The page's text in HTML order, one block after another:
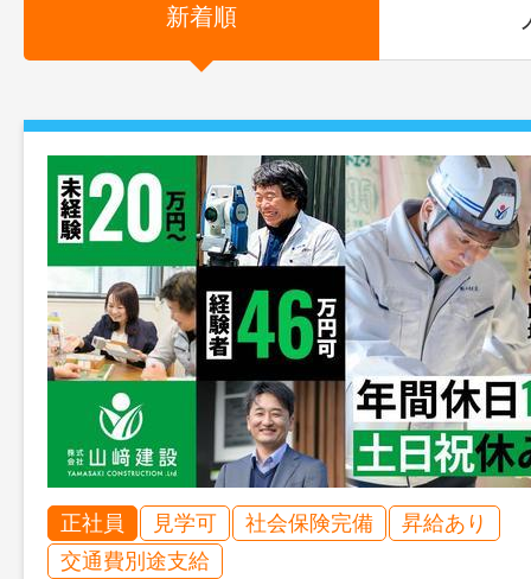
新着順
正社員 見学可 社会保険完備
昇給あり
交通費別途支給